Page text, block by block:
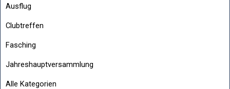
Ausflug
Clubtreffen
Fasching
Jahreshauptversammlung
Alle Kategorien